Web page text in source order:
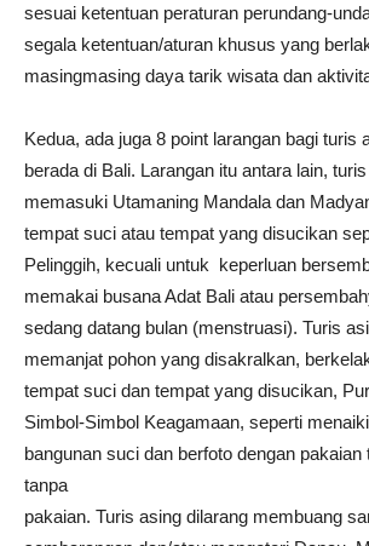
sesuai ketentuan peraturan perundang-
segala ketentuan/aturan khusus yang
masingmasing daya tarik wisata dan
Kedua, ada juga 8 point larangan bagi turis
berada di Bali. Larangan itu antara lain,
memasuki Utamaning Mandala dan
tempat suci atau tempat yang disucikan
Pelinggih, kecuali untuk keperluan
memakai busana Adat Bali atau
sedang datang bulan (menstruasi). Turis
memanjat pohon yang disakralkan,
tempat suci dan tempat yang disucikan,
Simbol-Simbol Keagamaan, seperti menaiki
bangunan suci dan berfoto dengan pakaian
tanpa
pakaian. Turis asing dilarang membuang